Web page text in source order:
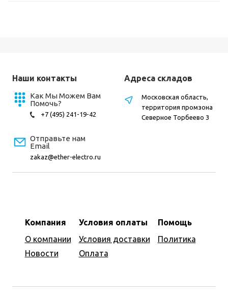
Наши контакты
Как Мы Можем Вам
Помочь?
+7 (495) 241-19-42
Отправьте нам
Email
zakaz@ether-electro.ru
Компания
О компании
Новости
Условия оплаты
Условия доставки
Оплата
Помощь
Политика
Адреса складов
Московская область,
территория промзона
Северное Торбеево 3